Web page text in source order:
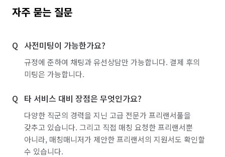
자주 묻는 질문
사전미팅이 가능한가요?
규정에 준하여 채팅과 유선상담만 가능합니다. 결제 후의
미팅은 가능합니다.
타 서비스 대비 장점은 무엇인가요?
다양한 직군의 경력을 지닌 고급 전문가 프리랜서풀을
갖추고 있습니다. 그리고 직접 매칭 요청한 프리랜서뿐
아니라, 매칭매니저가 제안한 프리랜서의 지원서도 확인할
수 있습니다.